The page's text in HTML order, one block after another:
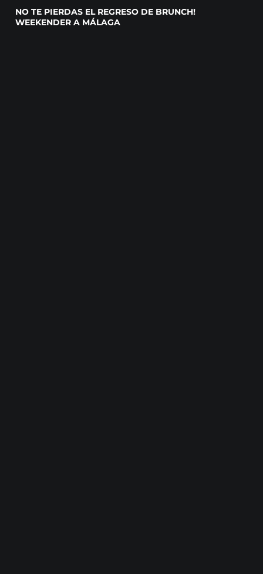
NO TE PIERDAS EL REGRESO DE BRUNCH!
WEEKENDER A MÁLAGA